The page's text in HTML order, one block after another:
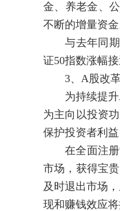
金、养老金、
不断的增量资金
与去年同期
证50指数涨幅
3、A股改革
为持续提升A
为主向以投资
保护投资者利
在全面注册
市场，获得宝
及时退出市场
现和赚钱效应